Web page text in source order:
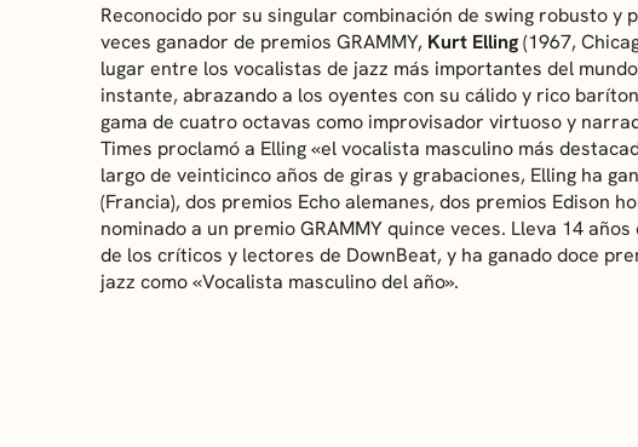
Reconocido por su singular combinación de swing robusto y
veces ganador de premios GRAMMY, Kurt Elling(1967,
lugar entre los vocalistas de jazz más importantes del
instante, abrazando a los oyentes con su cálido y rico
gama de cuatro octavas como improvisador virtuoso y
Times proclamó a Elling «el vocalista masculino más
largo de veinticinco años de giras y grabaciones, Elling ha
(Francia), dos premios Echo alemanes, dos premios Edison
nominado a un premio GRAMMY quince veces. Lleva 14
de los críticos y lectores de DownBeat, y ha ganado doce
jazz como «Vocalista masculino del año».